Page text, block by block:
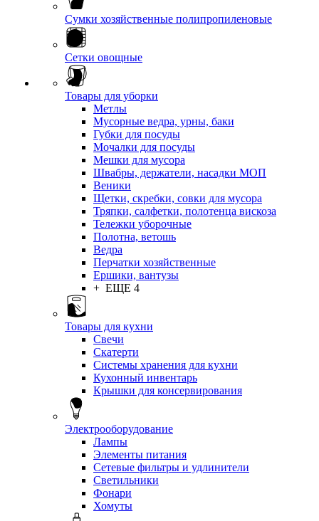
Сумки хозяйственные полипропиленовые
Сетки овощные
Товары для уборки
Метлы
Мусорные ведра, урны, баки
Губки для посуды
Мочалки для посуды
Мешки для мусора
Швабры, держатели, насадки МОП
Веники
Щетки, скребки, совки для мусора
Тряпки, салфетки, полотенца вискоза
Тележки уборочные
Полотна, ветошь
Ведра
Перчатки хозяйственные
Ершики, вантузы
+ ЕЩЕ 4
Товары для кухни
Свечи
Скатерти
Системы хранения для кухни
Кухонный инвентарь
Крышки для консервирования
Электрооборудование
Лампы
Элементы питания
Сетевые фильтры и удлинители
Светильники
Фонари
Хомуты